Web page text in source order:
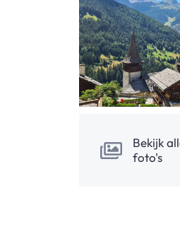
Bekijk
foto's